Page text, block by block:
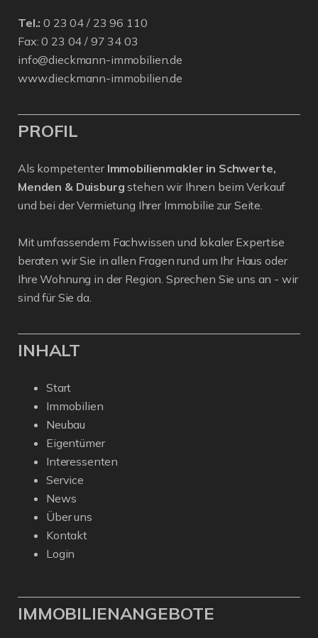
Tel.: 0 23 04 / 23 96 110
Fax: 0 23 04 / 97 34 03
info@dieckmann-immobilien.de
www.dieckmann-immobilien.de
PROFIL
Als kompetenter Immobilienmakler in Schwerte,
Menden & Duisburg stehen wir Ihnen beim Verkauf
und bei der Vermietung Ihrer Immobilie zur Seite.
Mit umfassendem Fachwissen und lokaler Expertise
beraten wir Sie in allen Fragen rund um Ihr Haus oder
Ihre Wohnung in der Region. Sprechen Sie uns an - wir
sind für Sie da.
INHALT
Start
Immobilien
Neubau
Eigentümer
Interessenten
Service
News
Über uns
Kontakt
Login
IMMOBILIENANGEBOTE